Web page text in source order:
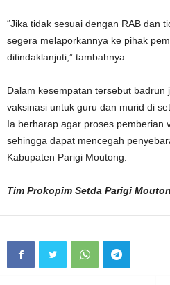
“Jika tidak sesuai dengan RAB dan
segera melaporkannya ke pihak
ditindaklanjuti,” tambahnya.
Dalam kesempatan tersebut badrun
vaksinasi untuk guru dan murid di
Ia berharap agar proses pemberian
sehingga dapat mencegah
Kabupaten Parigi Moutong.
Tim Prokopim Setda Parigi